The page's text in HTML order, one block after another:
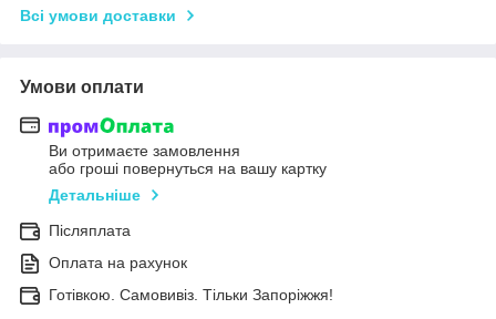
Всі умови доставки
Умови оплати
Ви отримаєте замовлення
або гроші повернуться на вашу картку
Детальніше
Післяплата
Оплата на рахунок
Готівкою. Самовивіз. Тільки Запоріжжя!